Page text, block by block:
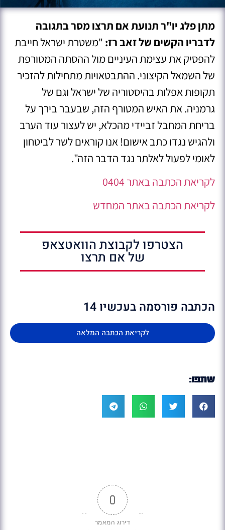
מתן פלג יו"ר תנועת אם תרצו מסר בתגובה
לדבריו הקשים של זאב רז: "משטרת ישראל חייבת
להפסיק את עצימת העיניים מול ההסתה המטורפת
של השמאל הקיצוני. ההתבטאויות מתחילות להזכיר
תקופות אפלות בהיסטוריה של ישראל וגם של
גרמניה. את האיש המטורף הזה, שבעבר בירך על
בריחת המחבל זביידי מהכלא, יש לעצור עוד הערב
ולהגיש נגדו כתב אישום! אנו קוראים לשר לביטחון
לאומי לפעול לאלתר נגד הדבר הזה".
לקריאת הכתבה באתר 0404
לקריאת הכתבה באתר המחדש
הצטרפו לקבוצת הוואטצאפ
של אם תרצו
הכתבה פורסמה בעכשיו 14
לקריאת הכתבה המלאה
שתפו:
0
דירוג המאמר